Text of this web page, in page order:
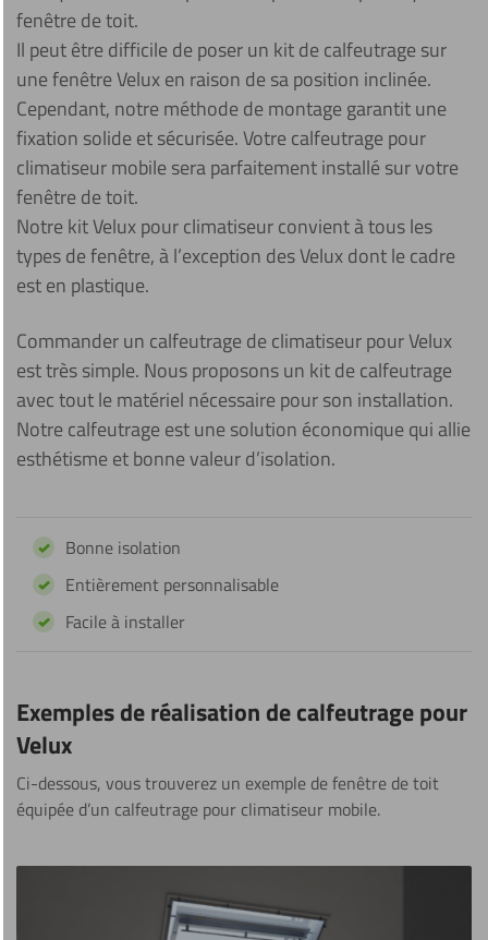
fenêtre de toit.
Il peut être difficile de poser un kit de calfeutrage sur
une fenêtre Velux en raison de sa position inclinée.
Cependant, notre méthode de montage garantit une
fixation solide et sécurisée. Votre calfeutrage pour
climatiseur mobile sera parfaitement installé sur votre
fenêtre de toit.
Notre kit Velux pour climatiseur convient à tous les
types de fenêtre, à l’exception des Velux dont le cadre
est en plastique.
Commander un calfeutrage de climatiseur pour Velux
est très simple. Nous proposons un kit de calfeutrage
avec tout le matériel nécessaire pour son installation.
Notre calfeutrage est une solution économique qui allie
esthétisme et bonne valeur d’isolation.
Bonne isolation
Entièrement personnalisable
Facile à installer
Exemples de réalisation de calfeutrage pour
Velux
Ci-dessous, vous trouverez un exemple de fenêtre de toit
équipée d’un calfeutrage pour climatiseur mobile.